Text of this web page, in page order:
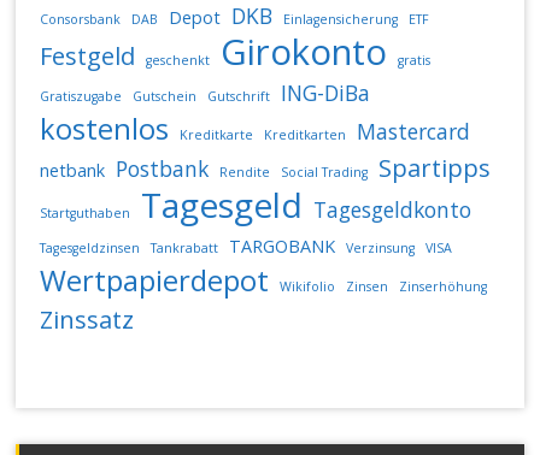
Consorsbank DAB Depot DKB Einlagensicherung ETF
Festgeld geschenkt Girokonto gratis
Gratiszugabe Gutschein Gutschrift ING-DiBa
kostenlos Kreditkarte Kreditkarten Mastercard
netbank Postbank Rendite Social Trading Spartipps
Startguthaben Tagesgeld Tagesgeldkonto
Tagesgeldzinsen Tankrabatt TARGOBANK Verzinsung VISA
Wertpapierdepot Wikifolio Zinsen Zinserhöhung
Zinssatz